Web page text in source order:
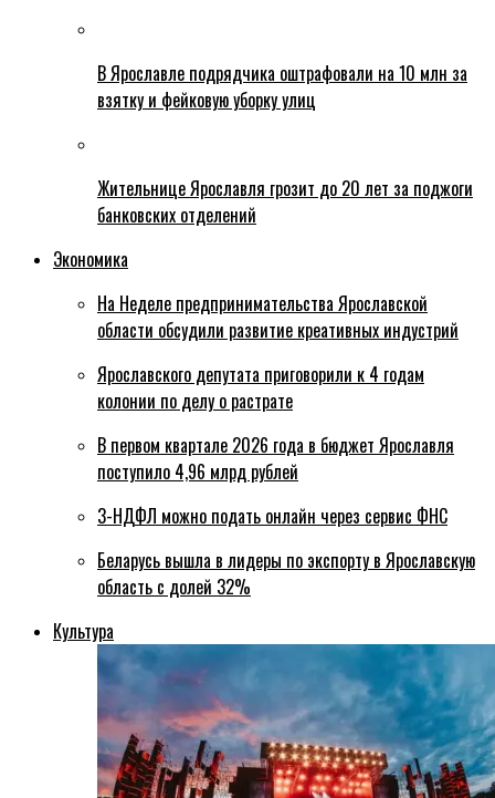
В Ярославле подрядчика оштрафовали на 10 млн за
взятку и фейковую уборку улиц
Жительнице Ярославля грозит до 20 лет за поджоги
банковских отделений
Экономика
На Неделе предпринимательства Ярославской
области обсудили развитие креативных индустрий
Ярославского депутата приговорили к 4 годам
колонии по делу о растрате
В первом квартале 2026 года в бюджет Ярославля
поступило 4,96 млрд рублей
3-НДФЛ можно подать онлайн через сервис ФНС
Беларусь вышла в лидеры по экспорту в Ярославскую
область с долей 32%
Культура